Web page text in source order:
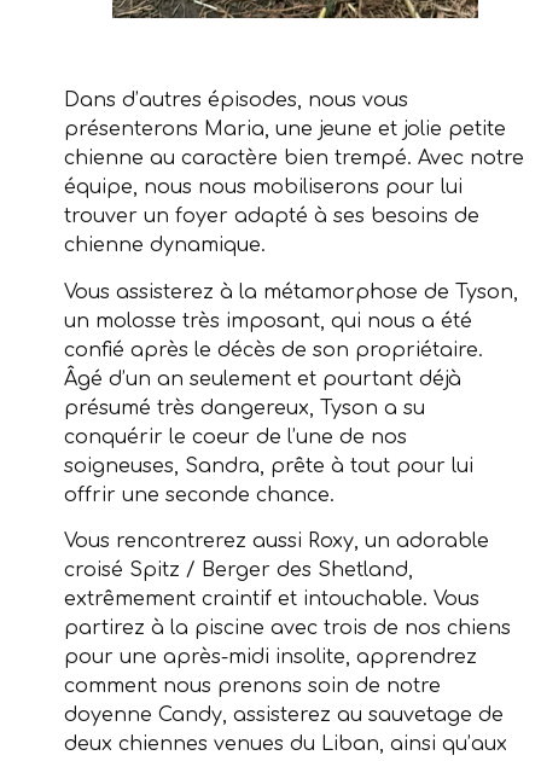
Dans d’autres épisodes, nous vous
présenterons Maria, une jeune et jolie petite
chienne au caractère bien trempé. Avec notre
équipe, nous nous mobiliserons pour lui
trouver un foyer adapté à ses besoins de
chienne dynamique.
Vous assisterez à la métamorphose de Tyson,
un molosse très imposant, qui nous a été
confié après le décès de son propriétaire.
Âgé d’un an seulement et pourtant déjà
présumé très dangereux, Tyson a su
conquérir le coeur de l’une de nos
soigneuses, Sandra, prête à tout pour lui
offrir une seconde chance.
Vous rencontrerez aussi Roxy, un adorable
croisé Spitz / Berger des Shetland,
extrêmement craintif et intouchable. Vous
partirez à la piscine avec trois de nos chiens
pour une après-midi insolite, apprendrez
comment nous prenons soin de notre
doyenne Candy, assisterez au sauvetage de
deux chiennes venues du Liban, ainsi qu’aux